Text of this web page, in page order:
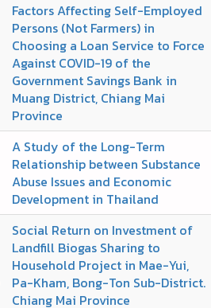
Factors Affecting Self-Employed
Persons (Not Farmers) in
Choosing a Loan Service to Force
Against COVID-19 of the
Government Savings Bank in
Muang District, Chiang Mai
Province
A Study of the Long-Term
Relationship between Substance
Abuse Issues and Economic
Development in Thailand
Social Return on Investment of
Landfill Biogas Sharing to
Household Project in Mae-Yui,
Pa-Kham, Bong-Ton Sub-District.
Chiang Mai Province